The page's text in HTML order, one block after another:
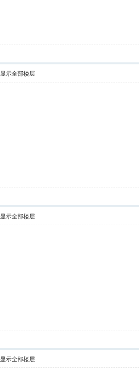
显示全部楼层
显示全部楼层
显示全部楼层